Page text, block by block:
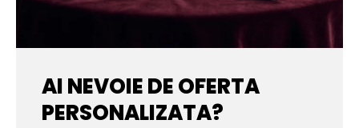
AI NEVOIE DE OFERTA
PERSONALIZATA?